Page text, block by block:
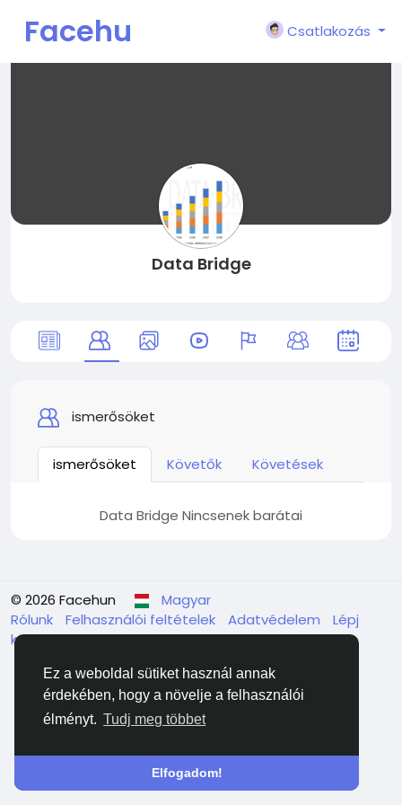
Ez a weboldal sütiket használ annak
érdekében, hogy a növelje a felhasználói
élményt. Tudj meg többet
Elfogadom!
Facehu
Csatlakozás
Data Bridge
ismerősöket
ismerősöket Követők Követések
Data Bridge Nincsenek barátai
© 2026 Facehun
Magyar
Rólunk
Felhasználói feltételek Adatvédelem
Lépj
kapcsolatba velünk Könyvtár